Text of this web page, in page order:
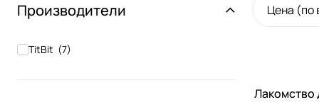
Производители
TitBit (7)
Цена (по
Лакомство